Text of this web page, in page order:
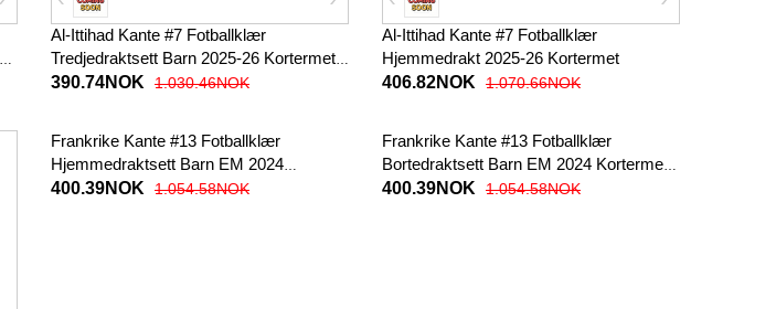
Al-Ittihad Kante #7 Fotballklær
Tredjedraktsett Barn 2025-26 Kortermet
(+ korte bukser)
390.74NOK 1.030.46NOK
Al-Ittihad Kante #7 Fotballklær
Hjemmedrakt 2025-26 Kortermet
406.82NOK
1.070.66NOK
Frankrike Kante #13 Fotballklær
Hjemmedraktsett Barn EM 2024
Kortermet (+ korte bukser)
400.39NOK 1.054.58NOK
Frankrike Kante #13 Fotballklær
Bortedraktsett Barn EM 2024 Kortermet
(+ korte bukser)
400.39NOK 1.054.58NOK